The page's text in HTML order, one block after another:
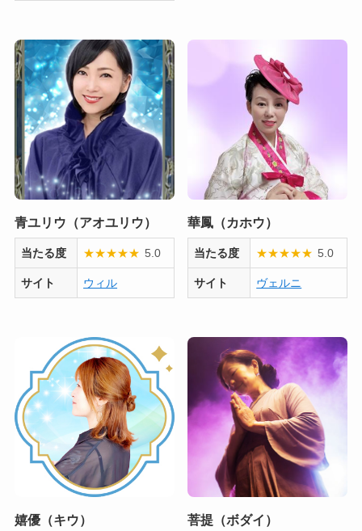
青ユリウ（アオユリウ）
当たる度 ★★★★★ 5.0
サイト ウィル
華鳳（カホウ）
当たる度 ★★★★★ 5.0
サイト ヴェルニ
嬉優（キウ） 菩提（ボダイ）